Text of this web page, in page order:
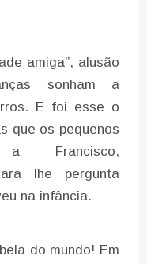
amiga”, alusão
sonham a
E foi esse o
que os pequenos
a Francisco,
lhe pergunta
na infância.
do mundo! Em